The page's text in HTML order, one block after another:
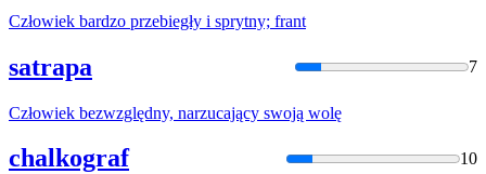
Człowiek bardzo przebiegły i sprytny; frant
satrapa 7
Człowiek bezwzględny, narzucający swoją wolę
chalkograf 10